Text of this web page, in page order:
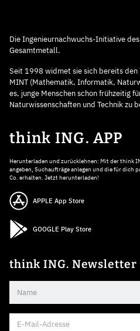
Die Ingenieurnachwuchs-Initiative
Gesamtmetall.
Seit 1998 widmet sie sich bereits den
MINT (Mathematik, Informatik,
es, junge Menschen schon frühzeitig
Naturwissenschaften und Technik zu
think ING. APP
Herunterladen und zurücklehnen: Mit der think
angeben, Suchaufträge anlegen und die für dich
Co. erhalten. Jetzt herunterladen!
APPLE App Store
GOOGLE Play Store
think ING. Newsletter